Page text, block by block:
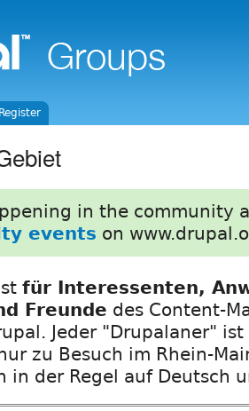
in the community
events on
für Interessenten,
Freunde des Content-
Jeder "Drupalaner"
zu Besuch im Rhein-
in der Regel auf Deutsch